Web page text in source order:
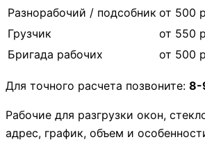
Разнорабочий / подсобник от 500
Грузчик
от 550
Бригада рабочих
от 500
Для точного расчета позвоните: 8-
Рабочие для разгрузки окон,
адрес, график, объем и